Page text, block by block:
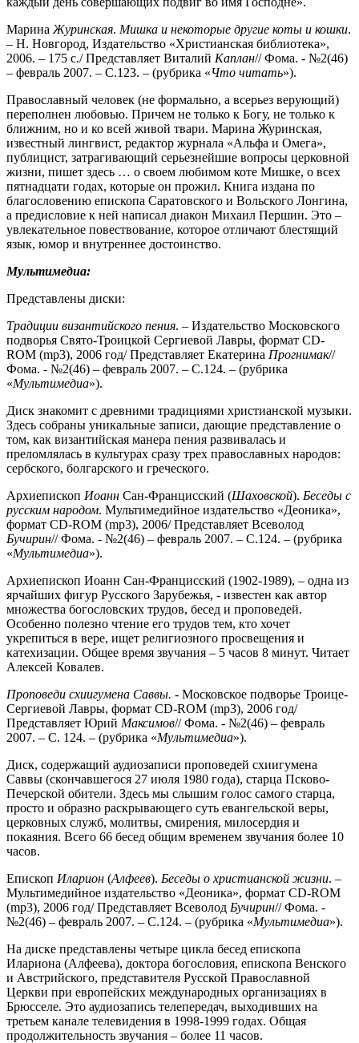
Марина Журинская. Мишка и некоторые другие коты и кошки.
– Н. Новгород, Издательство «Христианская библиотека»,
2006. – 175 с./ Представляет Виталий Каплан// Фома. - №2(46)
– февраль 2007. – С.123. – (рубрика «Что читать»).
Православный человек (не формально, а всерьез верующий)
переполнен любовью. Причем не только к Богу, не только к
ближним, но и ко всей живой твари. Марина Журинская,
известный лингвист, редактор журнала «Альфа и Омега»,
публицист, затрагивающий серьезнейшие вопросы церковной
жизни, пишет здесь … о своем любимом коте Мишке, о всех
пятнадцати годах, которые он прожил. Книга издана по
благословению епископа Саратовского и Вольского Лонгина,
а предисловие к ней написал диакон Михаил Першин. Это –
увлекательное повествование, которое отличают блестящий
язык, юмор и внутреннее достоинство.
Мультимедиа:
Представлены диски:
Традиции византийского пения. – Издательство Московского
подворья Свято-Троицкой Сергиевой Лавры, формат CD-
ROM (mp3), 2006 год/ Представляет Екатерина Прогнимак//
Фома. - №2(46) – февраль 2007. – С.124. – (рубрика
«Мультимедиа»).
Диск знакомит с древними традициями христианской музыки.
Здесь собраны уникальные записи, дающие представление о
том, как византийская манера пения развивалась и
преломлялась в культурах сразу трех православных народов:
сербского, болгарского и греческого.
Архиепископ Иоанн Сан-Францисский (Шаховской). Беседы с
русским народом. Мультимедийное издательство «Деоника»,
формат CD-ROM (mp3), 2006/ Представляет Всеволод
Бучирин// Фома. - №2(46) – февраль 2007. – С.124. – (рубрика
«Мультимедиа»).
Архиепископ Иоанн Сан-Францисский (1902-1989), – одна из
ярчайших фигур Русского Зарубежья, - известен как автор
множества богословских трудов, бесед и проповедей.
Особенно полезно чтение его трудов тем, кто хочет
укрепиться в вере, ищет религиозного просвещения и
катехизации. Общее время звучания – 5 часов 8 минут. Читает
Алексей Ковалев.
Проповеди схиигумена Саввы. - Московское подворье Троице-
Сергиевой Лавры, формат CD-ROM (mp3), 2006 год/
Представляет Юрий Максимов// Фома. - №2(46) – февраль
2007. – С. 124. – (рубрика «Мультимедиа»).
Диск, содержащий аудиозаписи проповедей схиигумена
Саввы (скончавшегося 27 июля 1980 года), старца Псково-
Печерской обители. Здесь мы слышим голос самого старца,
просто и образно раскрывающего суть евангельской веры,
церковных служб, молитвы, смирения, милосердия и
покаяния. Всего 66 бесед общим временем звучания более 10
часов.
Епископ Иларион (Алфеев). Беседы о христианской жизни. –
Мультимедийное издательство «Деоника», формат CD-ROM
(mp3), 2006 год/ Представляет Всеволод Бучирин// Фома. -
№2(46) – февраль 2007. – С.124. – (рубрика «Мультимедиа»).
На диске представлены четыре цикла бесед епископа
Илариона (Алфеева), доктора богословия, епископа Венского
и Австрийского, представителя Русской Православной
Церкви при европейских международных организациях в
Брюсселе. Это аудиозапись телепередач, выходивших на
третьем канале телевидения в 1998-1999 годах. Общая
продолжительность звучания – более 11 часов.